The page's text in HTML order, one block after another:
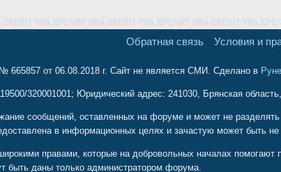
Обратная связь Условия и
№ 665857 от 06.08.2018 г. Сайт не является СМИ. Сделано в
320001001; Юридический адрес: 241030, Брянская
сообщений, оставленных на форуме и может не
в информационных целях и зачастую может быть не
правами, которые на добровольных началах
быть даны только администратором форума.